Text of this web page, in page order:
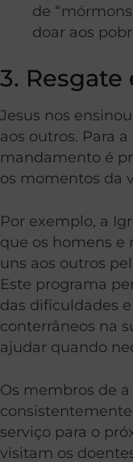
de
doar aos
3.
Jesus nos
aos outros. Para
mandamento é
os momentos da
Por exemplo, a
que os homens e
uns aos outros
Este programa
das dificuldades
conterrâneos na
ajudar quando
Os membros de
serviço para o
visitam os